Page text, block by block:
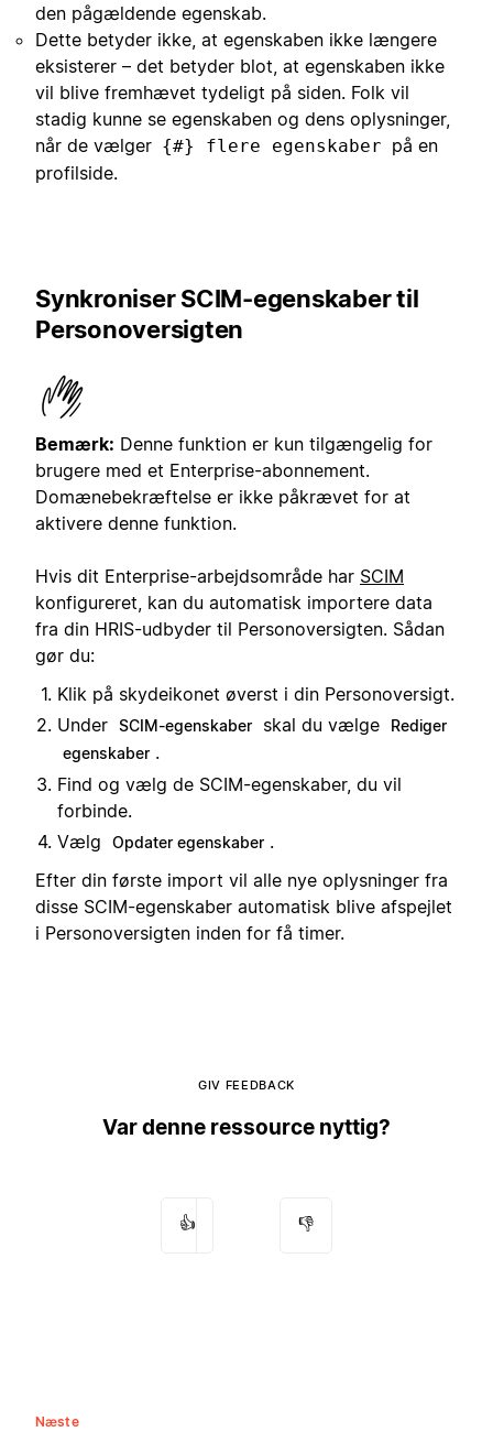
den pågældende egenskab.
Dette betyder ikke, at egenskaben ikke længere
eksisterer – det betyder blot, at egenskaben ikke
vil blive fremhævet tydeligt på siden. Folk vil
stadig kunne se egenskaben og dens oplysninger,
når de vælger {#} flere egenskaber på en
profilside.
Synkroniser SCIM-egenskaber til
Personoversigten
Bemærk: Denne funktion er kun tilgængelig for
brugere med et Enterprise-abonnement.
Domænebekræftelse er ikke påkrævet for at
aktivere denne funktion.
Hvis dit Enterprise-arbejdsområde har SCIM
konfigureret, kan du automatisk importere data
fra din HRIS-udbyder til Personoversigten. Sådan
gør du:
Klik på skydeikonet øverst i din Personoversigt.
Under SCIM-egenskaber skal du vælge
Rediger
egenskaber .
Find og vælg de SCIM-egenskaber, du vil
forbinde.
Vælg
Opdater egenskaber .
Efter din første import vil alle nye oplysninger fra
disse SCIM-egenskaber automatisk blive afspejlet
i Personoversigten inden for få timer.
GIV FEEDBACK
Var denne ressource nyttig?
👍 👎
Næste